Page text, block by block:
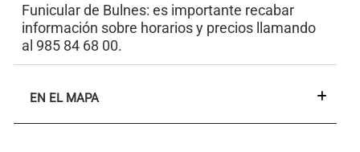
Funicular de Bulnes: es importante recabar
información sobre horarios y precios llamando
al 985 84 68 00.
EN EL MAPA